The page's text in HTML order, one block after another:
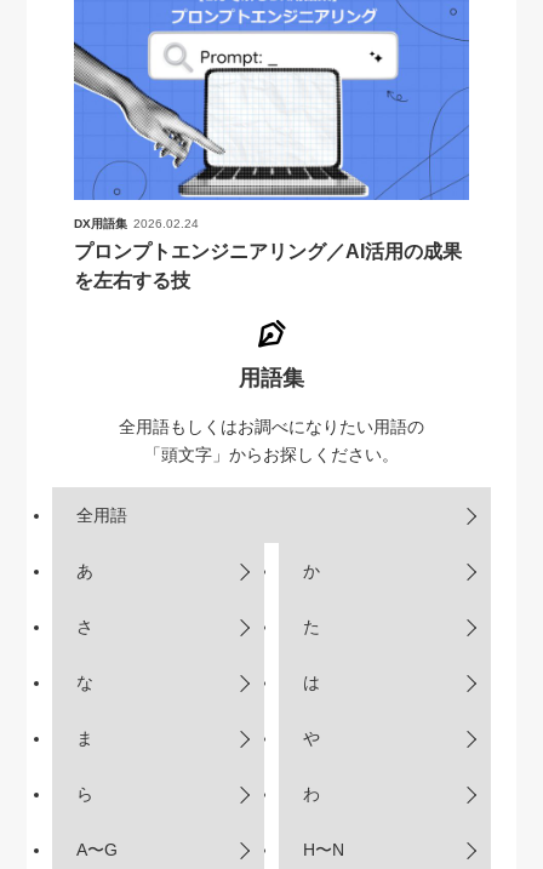
DX用語集 2026.02.24
プロンプトエンジニアリング／AI活用の成果
を左右する技
用語集
全用語もしくはお調べになりたい用語の
「頭文字」からお探しください。
全用語
あ か
さ た
な は
ま や
ら わ
A〜G H〜N